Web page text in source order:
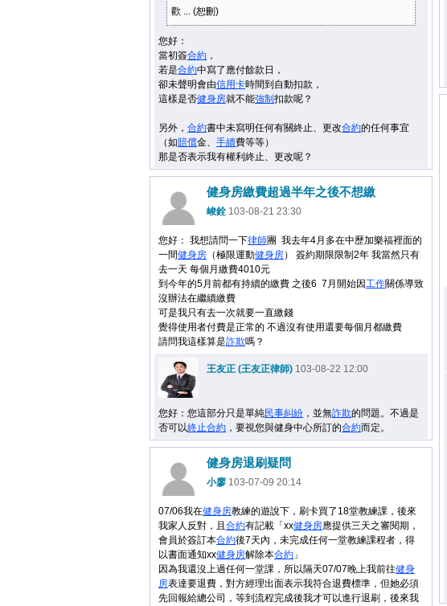
歡 ... (恕刪)
您好：
當初簽合約 ，
若是合約中寫了應付餘款日，
卻未聲明會由信用卡時間到自動扣款，
這樣是否健身房就不能強制 扣款呢？
另外， 合約書中未寫明任何有關終止、更改合約的任何事宜
（如賠償金、 手續費等等）
那是否表示我有權利終止、更改呢？
健身房繳費超過半年之後不想繳
峻銓103-08-21 23:30
您好： 我想請問一下律師團 我去年4月多在中歷加樂福裡面的
一間健身房 （極限運動健身房） 簽約期限限制2年 我當然只有
去一天 每個月繳費4010元
到今年的5月前都有持續的繳費 之後6 7月開始因工作關係導致
沒辦法在繼續繳費
可是我只有去一次就要一直繳錢
覺得使用者付費是正常的 不過沒有使用還要每個月都繳費
請問我這樣算是詐欺嗎？
王友正 (王友正律師) 103-08-22 12:00
您好：您這部分只是單純民事糾紛 ，並無詐欺的問題。不過是
否可以終止合約 ，要視您與健身中心所訂的合約而定。
健身房退刷疑問
小廖 103-07-09 20:14
07/06我在健身房教練的遊說下，刷卡買了18堂教練課，後來
我家人反對，且 合約有記載「xx健身房應提供三天之審閱期，
會員於簽訂本合約後7天內，未完成任何一堂教練課程者，得
以書面通知xx健身房解除本合約 」
因為我還沒上過任何一堂課，所以隔天07/07晚上我前往健身
房表達要退費，對方經理出面表示我符合退費標準，但她必須
先回報給總公司，等到流程完成後我才可以進行退刷，後來我